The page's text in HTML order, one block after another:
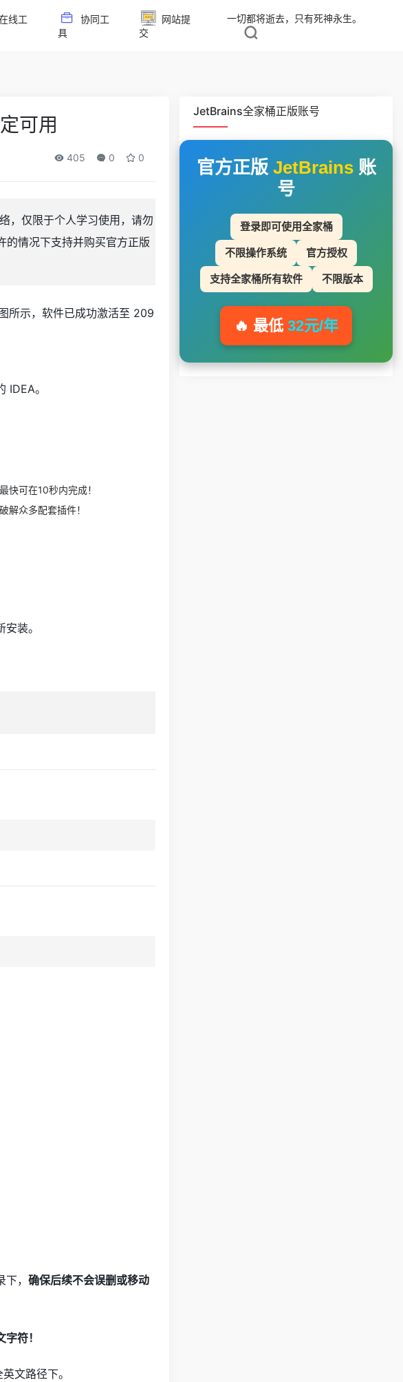
线工
协同工
具
网站提
交
一切都将逝去，只有死神永生。
可用
405 0 0
，仅限于个人学习使用，请勿
的情况下支持并购买官方正版
所示，软件已成功激活至 209
IDEA。
快可在10秒内完成！
解众多配套插件！
装。
， 确保后续不会误删或移动
符！
文路径下。
JetBrains全家桶正版账号
官方正版 JetBrains账
号
登录即可使用全家桶
不限操作系统 官方授权
支持全家桶所有软件 不限版本
🔥 最低 32元/年